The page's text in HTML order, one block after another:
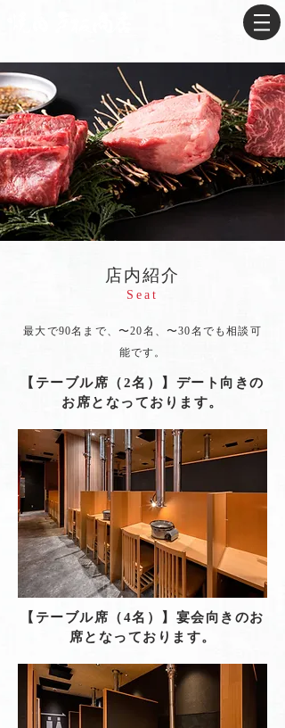
店内紹介
Seat
最大で90名まで、〜20名、〜30名でも相談可
能です。
【テーブル席（2名）】デート向きの
お席となっております。
【テーブル席（4名）】宴会向きのお
席となっております。